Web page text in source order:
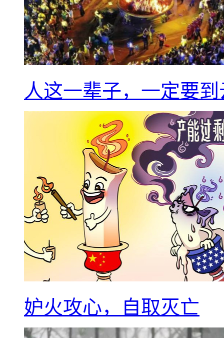
人这一辈子，一定要
妒火攻心，自取灭亡